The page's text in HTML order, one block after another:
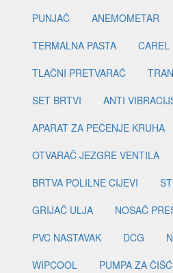
PUNJAČ
ANEMOMETAR
TERMALNA PASTA
CAREL
TLAČNI PRETVARAČ
SET BRTVI
ANTI
APARAT ZA PEČENJE KRUHA
OTVARAČ JEZGRE VENTILA
BRTVA POLILNE CIJEVI
GRIJAČ ULJA
NOSAČ
PVC NASTAVAK
DCG
WIPCOOL
PUMPA ZA